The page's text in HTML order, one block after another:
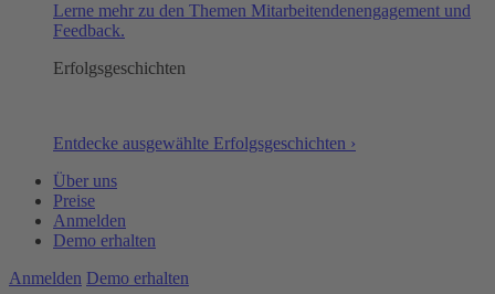
Lerne mehr zu den Themen Mitarbeitendenengagement und
Feedback.
Erfolgsgeschichten
Entdecke ausgewählte Erfolgsgeschichten ›
Über uns
Preise
Anmelden
Demo erhalten
Anmelden Demo erhalten